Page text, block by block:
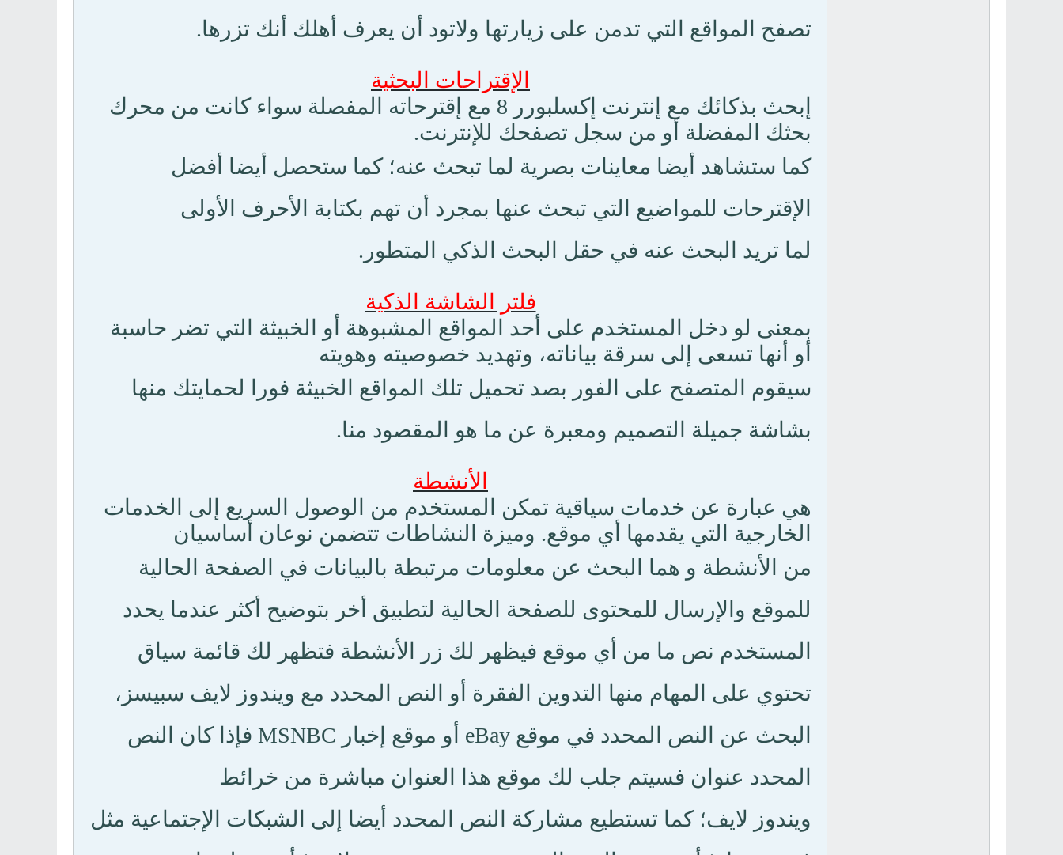
تصفح المواقع التي تدمن على زيارتها ولاتود أن يعرف أهلك أنك تزرها.
الإقتراحات البحثية
إبحث بذكائك مع إنترنت إكسلبورر 8 مع إقترحاته المفصلة سواء كانت من محرك
بحثك المفضلة أو من سجل تصفحك للإنترنت.
كما ستشاهد أيضا معاينات بصرية لما تبحث عنه؛ كما ستحصل أيضا أفضل
الإقترحات للمواضيع التي تبحث عنها بمجرد أن تهم بكتابة الأحرف الأولى
لما تريد البحث عنه في حقل البحث الذكي المتطور.
فلتر الشاشة الذكية
بمعنى لو دخل المستخدم على أحد المواقع المشبوهة أو الخبيثة التي تضر حاسبة
أو أنها تسعى إلى سرقة بياناته، وتهديد خصوصيته وهويته
سيقوم المتصفح على الفور بصد تحميل تلك المواقع الخبيثة فورا لحمايتك منها
بشاشة جميلة التصميم ومعبرة عن ما هو المقصود منا.
الأنشطة
هي عبارة عن خدمات سياقية تمكن المستخدم من الوصول السريع إلى الخدمات
الخارجية التي يقدمها أي موقع. وميزة النشاطات تتضمن نوعان أساسيان
من الأنشطة و هما البحث عن معلومات مرتبطة بالبيانات في الصفحة الحالية
للموقع والإرسال للمحتوى للصفحة الحالية لتطبيق أخر بتوضيح أكثر عندما يحدد
المستخدم نص ما من أي موقع فيظهر لك زر الأنشطة فتظهر لك قائمة سياق
تحتوي على المهام منها التدوين الفقرة أو النص المحدد مع ويندوز لايف سبيسز،
البحث عن النص المحدد في موقع eBay أو موقع إخبار MSNBC فإذا كان النص
المحدد عنوان فسيتم جلب لك موقع هذا العنوان مباشرة من خرائط
ويندوز لايف؛ كما تستطيع مشاركة النص المحدد أيضا إلى الشبكات الإجتماعية مثل